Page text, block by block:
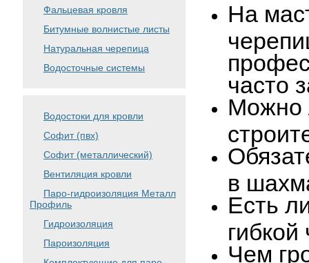
Фальцевая кровля
Битумные волнистые листы
Натуральная черепица
Водосточные системы
Водостоки для кровли
Софит (пвх)
Софит (металлический)
Вентиляция кровли
Паро-гидроизоляция Металл
Профиль
Гидроизоляция
Пароизоляция
На
часто
Можно
в
Есть
Чем